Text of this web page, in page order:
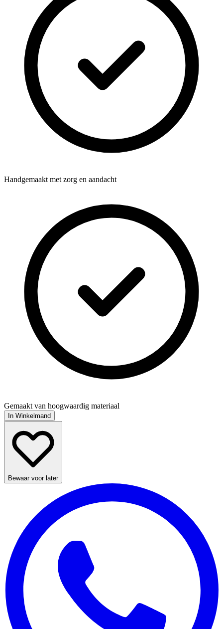
Handgemaakt met zorg en aandacht
Gemaakt van hoogwaardig materiaal
In Winkelmand
Bewaar voor later